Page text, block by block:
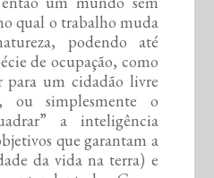
qual o trabalho muda
podendo até
de ocupação, como
para um cidadão livre
ou simplesmente o
a inteligência
que garantam a
da vida na terra) e